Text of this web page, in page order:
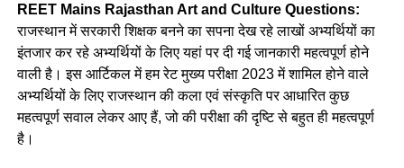
(a) जिज्ञासा
(b) अभ्यास
(c) अनुकरण
(d) उपर्युक्त सभी
REET Mains Rajasthan Art and Culture Questions:
राजस्थान में सरकारी शिक्षक बनने का सपना देख रहे लाखों अभ्यर्थियों का
इंतजार कर रहे अभ्यर्थियों के लिए यहां पर दी गई जानकारी महत्वपूर्ण होने
वाली है। इस आर्टिकल में हम रेट मुख्य परीक्षा 2023 में शामिल होने वाले
अभ्यर्थियों के लिए राजस्थान की कला एवं संस्कृति पर आधारित कुछ
महत्वपूर्ण सवाल लेकर आए हैं, जो की परीक्षा की दृष्टि से बहुत ही महत्वपूर्ण
है।